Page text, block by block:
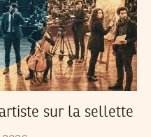
sur la sellette